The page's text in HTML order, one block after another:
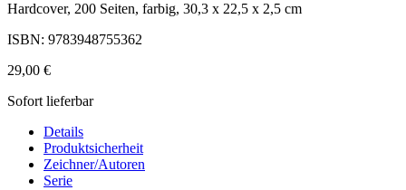
Hardcover, 200 Seiten, farbig, 30,3 x 22,5 x 2,5 cm
ISBN: 9783948755362
29,00 €
Sofort lieferbar
Details
Produktsicherheit
Zeichner/Autoren
Serie